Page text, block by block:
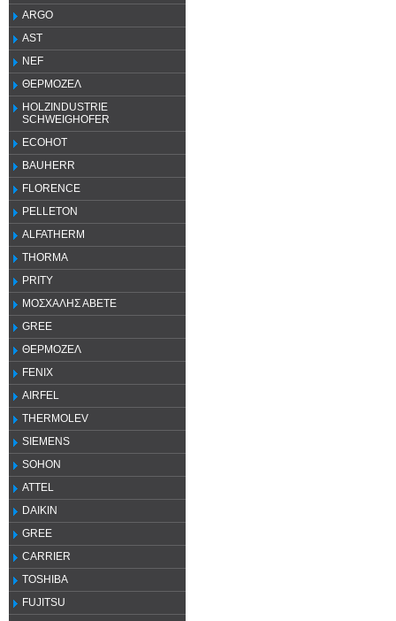
ARGO
AST
NEF
ΘΕΡΜΟΖΕΛ
HOLZINDUSTRIE
SCHWEIGHOFER
ECOHOT
BAUHERR
FLORENCE
PELLETON
ALFATHERM
THORMA
PRITY
ΜΟΣΧΑΛΗΣ ΑΒΕΤΕ
GREE
ΘΕΡΜΟΖΕΛ
FENIX
AIRFEL
THERMOLEV
SIEMENS
SOHON
ATTEL
DAIKIN
GREE
CARRIER
TOSHIBA
FUJITSU